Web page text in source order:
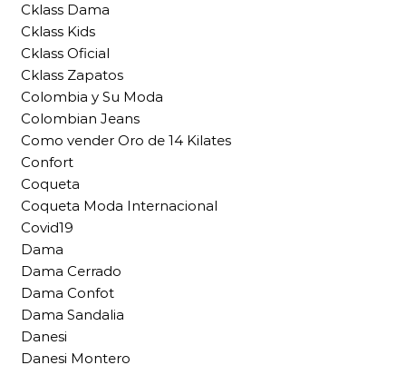
Cklass Dama
Cklass Kids
Cklass Oficial
Cklass Zapatos
Colombia y Su Moda
Colombian Jeans
Como vender Oro de 14 Kilates
Confort
Coqueta
Coqueta Moda Internacional
Covid19
Dama
Dama Cerrado
Dama Confot
Dama Sandalia
Danesi
Danesi Montero